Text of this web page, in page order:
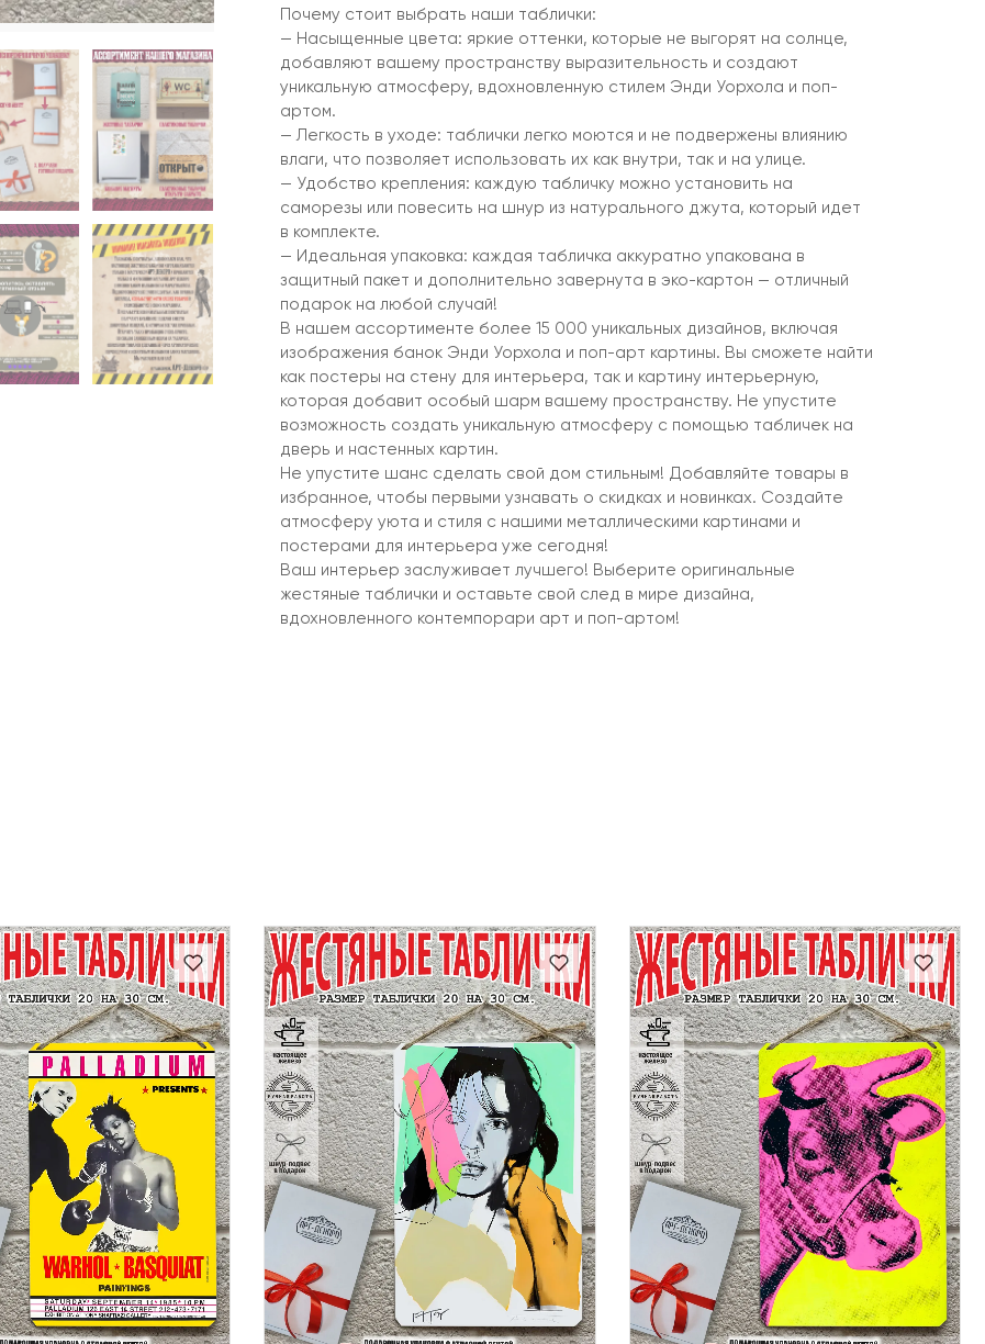
Почему стоит выбрать наши таблички:
— Насыщенные цвета: яркие оттенки, которые не выгорят на солнце,
добавляют вашему пространству выразительность и создают
уникальную атмосферу, вдохновленную стилем Энди Уорхола и поп-
артом.
— Легкость в уходе: таблички легко моются и не подвержены влиянию
влаги, что позволяет использовать их как внутри, так и на улице.
— Удобство крепления: каждую табличку можно установить на
саморезы или повесить на шнур из натурального джута, который идет
в комплекте.
— Идеальная упаковка: каждая табличка аккуратно упакована в
защитный пакет и дополнительно завернута в эко-картон — отличный
подарок на любой случай!
В нашем ассортименте более 15 000 уникальных дизайнов, включая
изображения банок Энди Уорхола и поп-арт картины. Вы сможете найти
как постеры на стену для интерьера, так и картину интерьерную,
которая добавит особый шарм вашему пространству. Не упустите
возможность создать уникальную атмосферу с помощью табличек на
дверь и настенных картин.
Не упустите шанс сделать свой дом стильным! Добавляйте товары в
избранное, чтобы первыми узнавать о скидках и новинках. Создайте
атмосферу уюта и стиля с нашими металлическими картинами и
постерами для интерьера уже сегодня!
Ваш интерьер заслуживает лучшего! Выберите оригинальные
жестяные таблички и оставьте свой след в мире дизайна,
вдохновленного контемпорари арт и поп-артом!